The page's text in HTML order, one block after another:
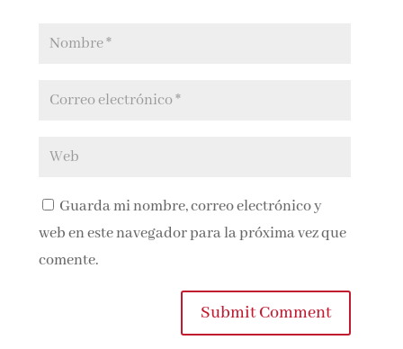
Guarda mi nombre, correo electrónico y
web en este navegador para la próxima vez que
comente.
Submit Comment